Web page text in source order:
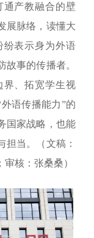
通产教融合的壁
展脉络，读懂大
纷表示身为外语
故事的传播者。
界、拓宽学生视
语传播能力”的
国家战略， 也能
担当 。（文稿：
审核：张桑桑）